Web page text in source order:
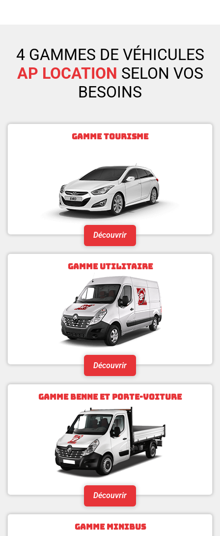
4 GAMMES DE VÉHICULES
AP LOCATION SELON VOS
BESOINS
GAMME TOURISME
Découvrir
GAMME UTILITAIRE
Découvrir
GAMME BENNE ET PORTE-VOITURE
Découvrir
GAMME MINIBUS